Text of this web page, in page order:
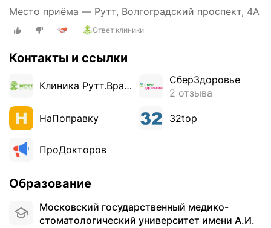
м
ч
т
о
Место приёма — Рутт, Волгоградский проспект, 4А
Ответ клиники
Контакты и ссылки
Клиника Рутт.Врачи
СберЗдоровье
2 отзыва
НаПоправку 32top
ПроДокторов
Образование
Московский государственный медико-
стоматологический университет имени А.И.